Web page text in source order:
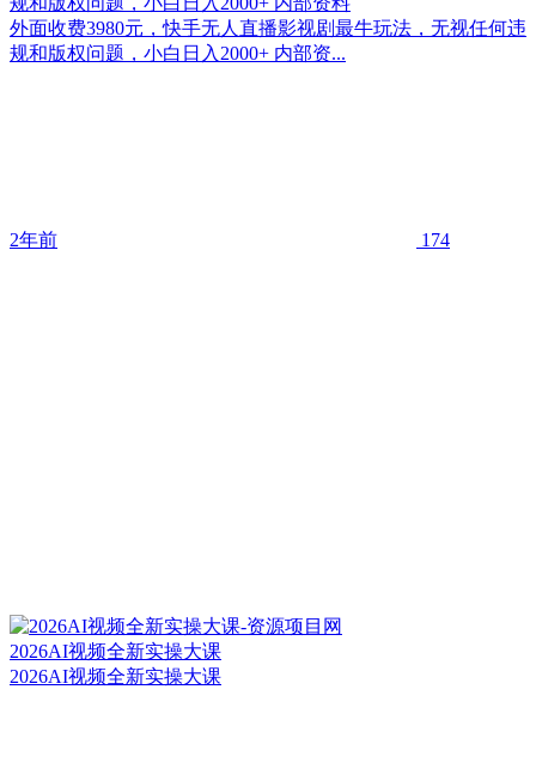
外面收费3980元，快手无人直播影视剧最牛玩法，无视任何违
规和版权问题，小白日入2000+ 内部资...
2年前 174
2026AI视频全新实操大课
2026AI视频全新实操大课